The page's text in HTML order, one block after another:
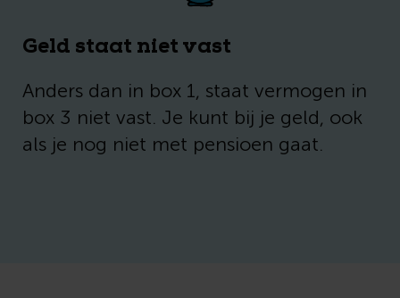
Geld staat niet vast
Anders dan in box 1, staat vermogen in
box 3 niet vast. Je kunt bij je geld, ook
als je nog niet met pensioen gaat.